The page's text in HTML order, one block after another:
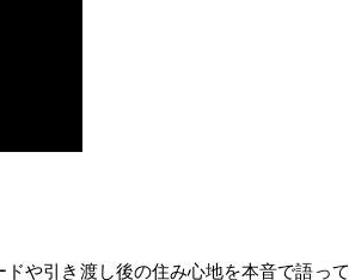
や引き渡し後の住み心地を本音で語って